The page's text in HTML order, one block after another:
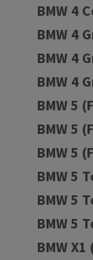
BMW 4
BMW 4
BMW 4
BMW 4
BMW 5
BMW 5
BMW 5
BMW 5
BMW 5
BMW 5
BMW